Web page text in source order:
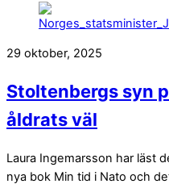
29 oktober, 2025
Stoltenbergs syn
åldrats väl
Laura Ingemarsson har läst
nya bok Min tid i Nato och